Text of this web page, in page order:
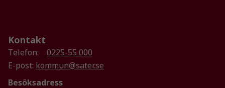
Kontakt
Telefon:
0225-55 000
E-post: kommun@sater.se
Besöksadress